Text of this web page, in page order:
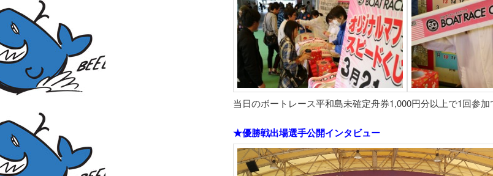
当日のボートレース平和島未確定舟券1,000円分以上で1回参加
★優勝戦出場選手公開インタビュー